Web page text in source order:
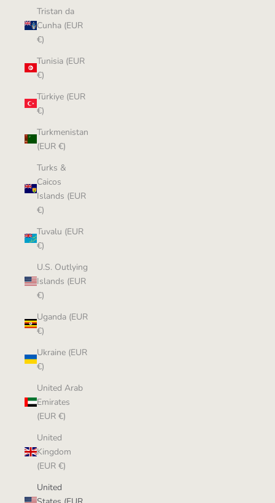
Tristan da
Cunha (EUR
€)
Tunisia (EUR
€)
Türkiye (EUR
€)
Turkmenistan
(EUR €)
Turks &
Caicos
Islands (EUR
€)
Tuvalu (EUR
€)
U.S. Outlying
Islands (EUR
€)
Uganda (EUR
€)
Ukraine (EUR
€)
United Arab
Emirates
(EUR €)
United
Kingdom
(EUR €)
United